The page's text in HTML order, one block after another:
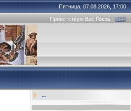
Пятница, 07.08.2026, 17:00
Приветствую Вас Гость | RSS
...